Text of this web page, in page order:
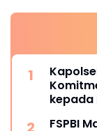
FSPBI